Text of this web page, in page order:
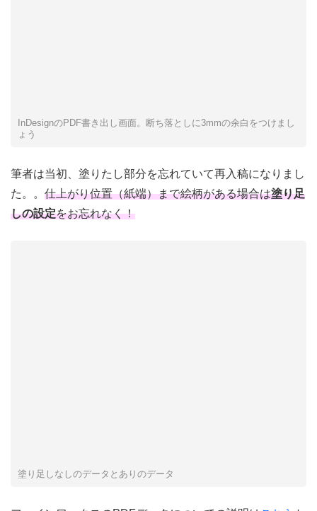
InDesignのPDF書き出し画面。断ち落としに3mmの余白をつけまし
ょう
筆者は当初、塗りたし部分を忘れていて再入稿になりまし
た。。 仕上がり位置（紙端）まで絵柄がある場合は塗り足
しの設定をお忘れなく！
塗り足しなしのデータとありのデータ